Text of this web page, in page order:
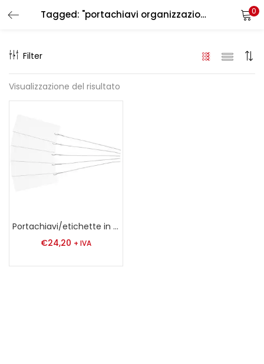
Tagged: "portachiavi organizzazione chiavi" 0
Filter
Visualizzazione del risultato
Portachiavi/etichette in PVC rigido
€24,20 + IVA
LOGIN REGISTER
Enter your username and password to login.
Remember me